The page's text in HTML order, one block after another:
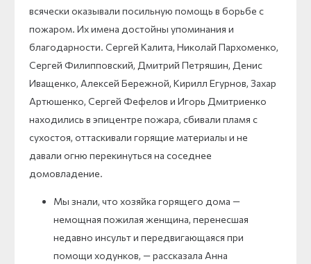
всячески оказывали посильную помощь в борьбе с
пожаром. Их имена достойны упоминания и
благодарности. Сергей Калита, Николай Пархоменко,
Сергей Филипповский, Дмитрий Петряшин, Денис
Иващенко, Алексей Бережной, Кирилл Егурнов, Захар
Артюшенко, Сергей Фефелов и Игорь Дмитриенко
находились в эпицентре пожара, сбивали пламя с
сухостоя, оттаскивали горящие материалы и не
давали огню перекинуться на соседнее
домовладение.
Мы знали, что хозяйка горящего дома —
немощная пожилая женщина, перенесшая
недавно инсульт и передвигающаяся при
помощи ходунков, — рассказала Анна